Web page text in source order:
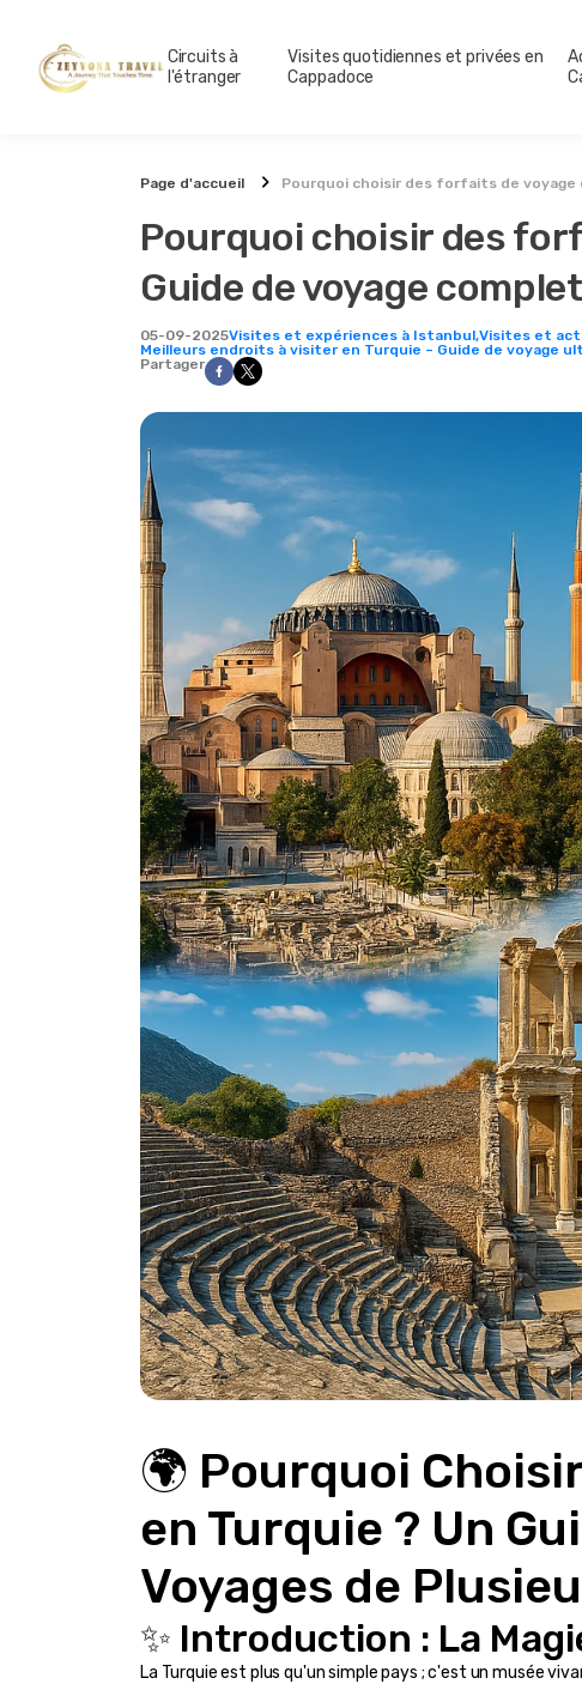
Circuits à
l'étranger
Visites quotidiennes et privées en
Cappadoce
Page d'accueil Pourquoi choisir des forfaits de voyage
Pourquoi choisir des
Guide de voyage complet
05-09-2025Visites et expériences à Istanbul,Visites et
Meilleurs endroits à visiter en Turquie – Guide de voyage
Partager
🌍 Pourquoi
en Turquie ? Un
Voyages de
✨ Introduction : La
La Turquie est plus qu'un simple pays ; c'est un musée